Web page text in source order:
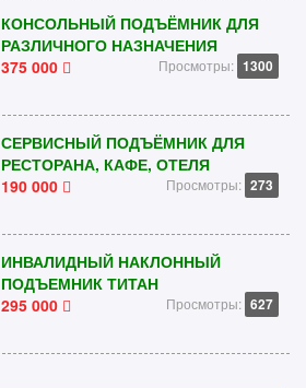
КОНСОЛЬНЫЙ ПОДЪЁМНИК ДЛЯ
РАЗЛИЧНОГО НАЗНАЧЕНИЯ
375 000
Просмотры: 1300
СЕРВИСНЫЙ ПОДЪЁМНИК ДЛЯ
РЕСТОРАНА, КАФЕ, ОТЕЛЯ
190 000
Просмотры: 273
ИНВАЛИДНЫЙ НАКЛОННЫЙ
ПОДЪЕМНИК ТИТАН
295 000
Просмотры: 627